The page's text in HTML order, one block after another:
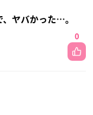
、ヤバかった…。
0